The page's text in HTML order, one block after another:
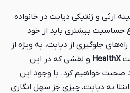
ارثی و ژنتیکی دیابت در خانواده
حساسیت بیشتری باید از خود
جلوگیری از دیابت، به ویژه از
HealthX و نقشی که در این
صحبت خواهیم کرد. با وجود این
به دیابت، چیزی جز سهل انگاری